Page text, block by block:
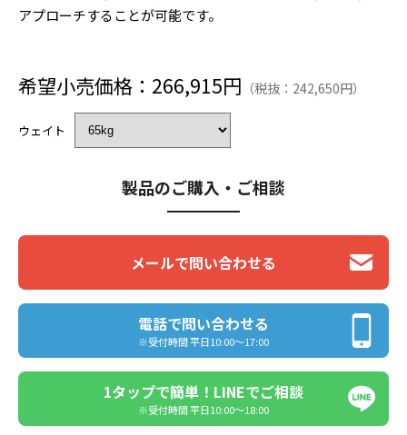
アプローチすることが可能です。
希望小売価格：266,915円 （税抜：242,650円）
ウェイト
製品のご購入・ご相談
メールで問い合わせる
電話で問い合わせる
※受付時間 平日10:00〜17:00
1タップで簡単！LINEでご相談
※受付時間 平日10:00〜18:00